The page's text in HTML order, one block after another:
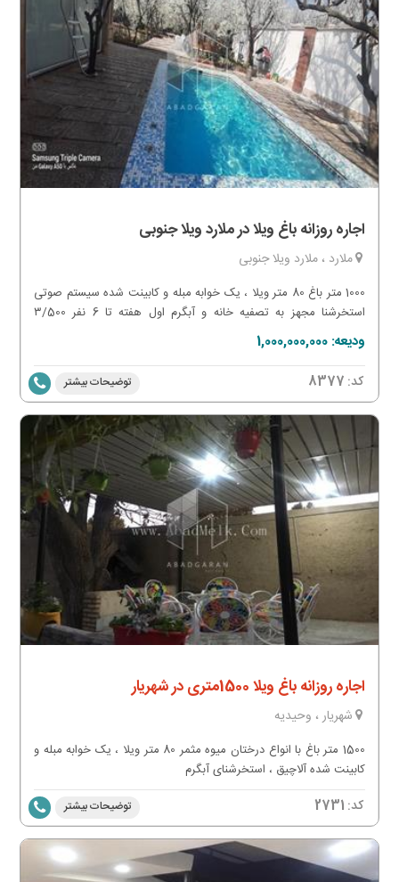
اجاره روزانه باغ ویلا در ملارد ویلا جنوبی
ملارد ، ملارد ویلا جنوبی
1000 متر باغ 80 متر ویلا ، یک خوابه مبله و کابینت شده سیستم صوتی
استخرشنا مجهز به تصفیه خانه و آبگرم اول هفته تا 6 نفر ۳/500
کامل
ودیعه: 1,000,000,000
کد: 8377 توضیحات بیشتر
اجاره روزانه باغ ویلا 1500متری در شهریار
شهریار ، وحیدیه
1500 متر باغ با انواع درختان میوه مثمر 80 متر ویلا ، یک خوابه مبله و
کابینت شده آلاچیق ، استخرشنای آبگرم
کد: 2731 توضیحات بیشتر